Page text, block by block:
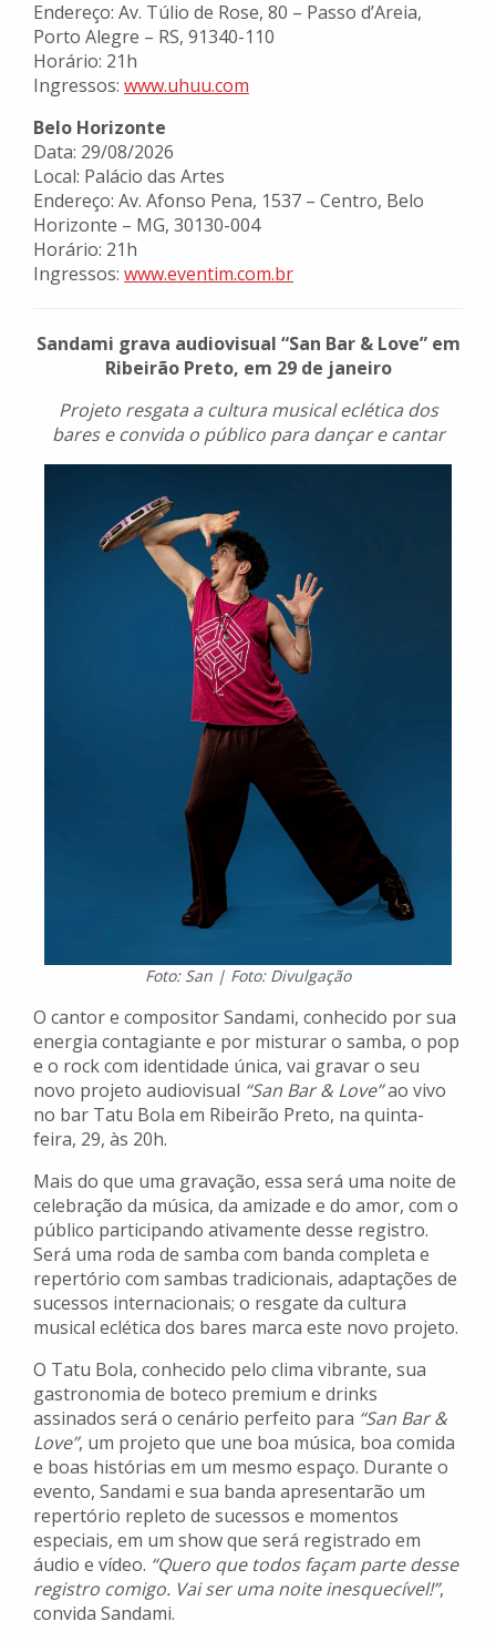
Endereço: Av. Túlio de Rose, 80 – Passo d’Areia,
Porto Alegre – RS, 91340-110
Horário: 21h
Ingressos: www.uhuu.com
Belo Horizonte
Data: 29/08/2026
Local: Palácio das Artes
Endereço: Av. Afonso Pena, 1537 – Centro, Belo
Horizonte – MG, 30130-004
Horário: 21h
Ingressos: www.eventim.com.br
Sandami grava audiovisual “San Bar & Love” em
Ribeirão Preto, em 29 de janeiro
Projeto resgata a cultura musical eclética dos
bares e convida o público para dançar e cantar
Foto: San | Foto: Divulgação
O cantor e compositor Sandami, conhecido por sua
energia contagiante e por misturar o samba, o pop
e o rock com identidade única, vai gravar o seu
novo projeto audiovisual “San Bar & Love”ao vivo
no bar Tatu Bola em Ribeirão Preto, na quinta-
feira, 29, às 20h.
Mais do que uma gravação, essa será uma noite de
celebração da música, da amizade e do amor, com o
público participando ativamente desse registro.
Será uma roda de samba com banda completa e
repertório com sambas tradicionais, adaptações de
sucessos internacionais; o resgate da cultura
musical eclética dos bares marca este novo projeto.
O Tatu Bola, conhecido pelo clima vibrante, sua
gastronomia de boteco premium e drinks
assinados será o cenário perfeito para “San Bar &
Love”, um projeto que une boa música, boa comida
e boas histórias em um mesmo espaço. Durante o
evento, Sandami e sua banda apresentarão um
repertório repleto de sucessos e momentos
especiais, em um show que será registrado em
áudio e vídeo. “Quero que todos façam parte desse
registro comigo. Vai ser uma noite inesquecível!”,
convida Sandami.